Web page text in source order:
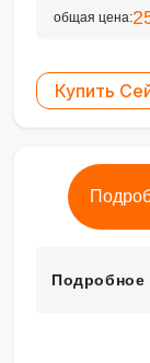
общая цена:
Купить
Подробное